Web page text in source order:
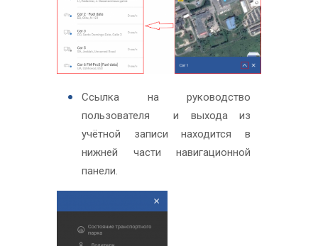
Ссылка на руководство
пользователя и выхода из
учётной записи находится в
нижней части навигационной
панели.